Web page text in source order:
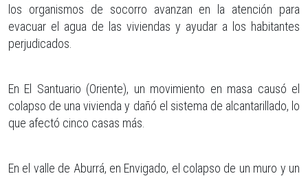
los organismos de socorro avanzan en la atención para
evacuar el agua de las viviendas y ayudar a los habitantes
perjudicados.
En El Santuario (Oriente), un movimiento en masa causó el
colapso de una vivienda y dañó el sistema de alcantarillado, lo
que afectó cinco casas más.
En el valle de Aburrá, en Envigado, el colapso de un muro y un